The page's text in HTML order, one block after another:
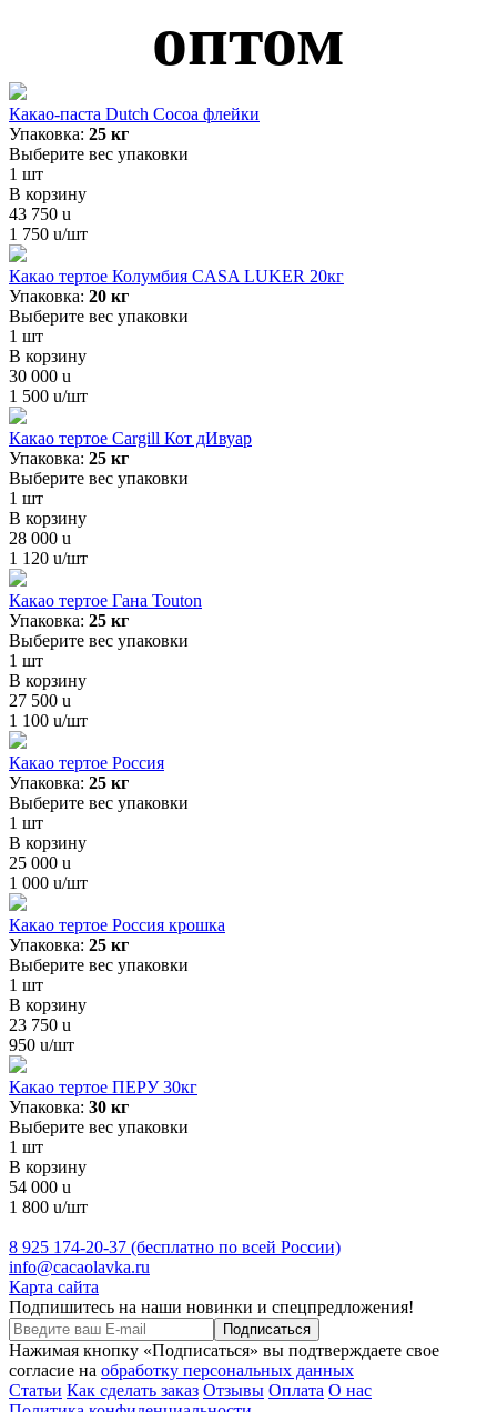
оптом
Какао-паста Dutch Cocoa флейки
Упаковка: 25 кг
Выберите вес упаковки
1 шт
В корзину
43 750 u
1 750 u/шт
Какао тертое Колумбия CASA LUKER 20кг
Упаковка: 20 кг
Выберите вес упаковки
1 шт
В корзину
30 000 u
1 500 u/шт
Какао тертое Cargill Кот дИвуар
Упаковка: 25 кг
Выберите вес упаковки
1 шт
В корзину
28 000 u
1 120 u/шт
Какао тертое Гана Touton
Упаковка: 25 кг
Выберите вес упаковки
1 шт
В корзину
27 500 u
1 100 u/шт
Какао тертое Россия
Упаковка: 25 кг
Выберите вес упаковки
1 шт
В корзину
25 000 u
1 000 u/шт
Какао тертое Россия крошка
Упаковка: 25 кг
Выберите вес упаковки
1 шт
В корзину
23 750 u
950 u/шт
Какао тертое ПЕРУ 30кг
Упаковка: 30 кг
Выберите вес упаковки
1 шт
В корзину
54 000 u
1 800 u/шт
8 925 174-20-37 (бесплатно по всей России)
info@cacaolavka.ru
Карта сайта
Подпишитесь на наши новинки и спецпредложения!
Подписаться
Нажимая кнопку «Подписаться» вы подтверждаете свое
согласие на обработку персональных данных
Статьи Как сделать заказ Отзывы Оплата О нас